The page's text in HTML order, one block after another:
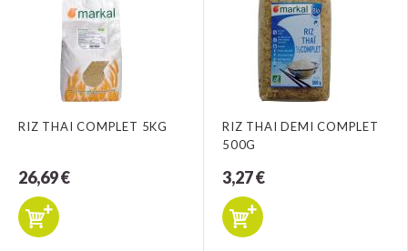
RIZ THAI COMPLET 5KG
26,69 €
RIZ THAI DEMI COMPLET
500G
3,27 €